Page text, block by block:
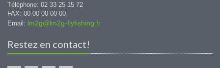
Téléphone: 02 33 25 15 72
FAX: 00 00 00 00 00
Email: lm2g@lm2g-flyfishing.fr
Restez en contact!